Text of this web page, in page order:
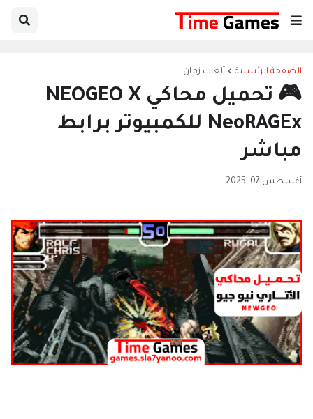
الصفحة الرئيسية ألعاب زمان
🎮 تحميل محاكي NEOGEO X
NeoRAGEx للكمبيوتر برابط
مباشر
أغسطس 07, 2025